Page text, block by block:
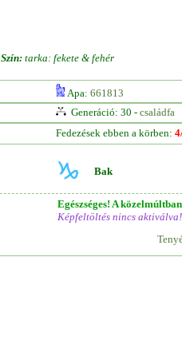
Szín: tarka: fekete & fehér
Apa: 661813
Generáció: 30 - családfa
Fedezések ebben a körben:
Bak
Egészséges! A
Képfeltöltés nincs aktiválva!